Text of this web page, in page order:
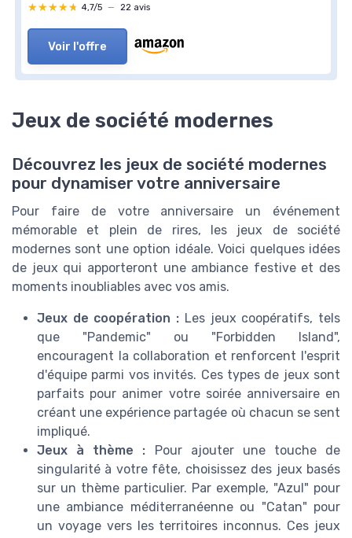
★★★★★
★★★★★ 4,7/5 — 22 avis
Voir l'offre
Jeux de société modernes
Découvrez les jeux de société modernes
pour dynamiser votre anniversaire
Pour faire de votre anniversaire un événement
mémorable et plein de rires, les jeux de société
modernes sont une option idéale. Voici quelques idées
de jeux qui apporteront une ambiance festive et des
moments inoubliables avec vos amis.
Jeux de coopération : Les jeux coopératifs, tels
que "Pandemic" ou "Forbidden Island",
encouragent la collaboration et renforcent l'esprit
d'équipe parmi vos invités. Ces types de jeux sont
parfaits pour animer votre soirée anniversaire en
créant une expérience partagée où chacun se sent
impliqué.
Jeux à thème : Pour ajouter une touche de
singularité à votre fête, choisissez des jeux basés
sur un thème particulier. Par exemple, "Azul" pour
une ambiance méditerranéenne ou "Catan" pour
un voyage vers les territoires inconnus. Ces jeux